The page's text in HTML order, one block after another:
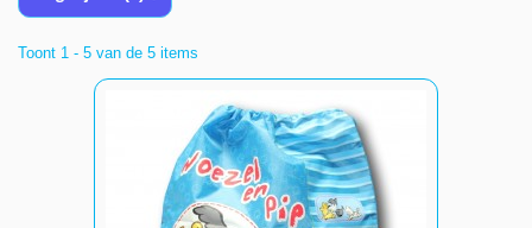
Toont 1 - 5 van de 5 items